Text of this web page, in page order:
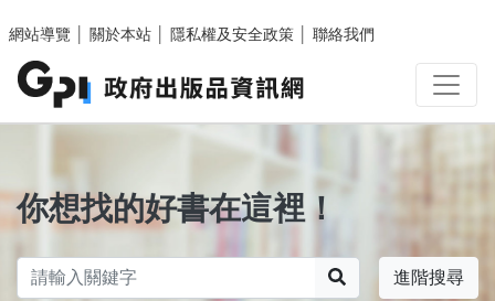
網站導覽
關於本站 隱私權及安全政策 聯絡我們
你想找的好書在這裡！
進階搜尋